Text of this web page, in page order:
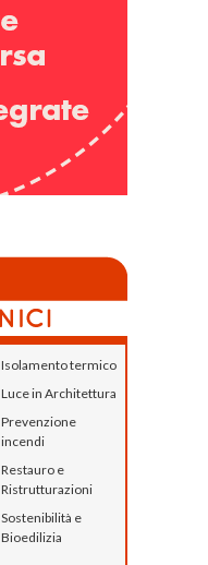
Isolamento termico
Luce in Architettura
Prevenzione
incendi
Restauro e
Ristrutturazioni
Sostenibilità e
Bioedilizia